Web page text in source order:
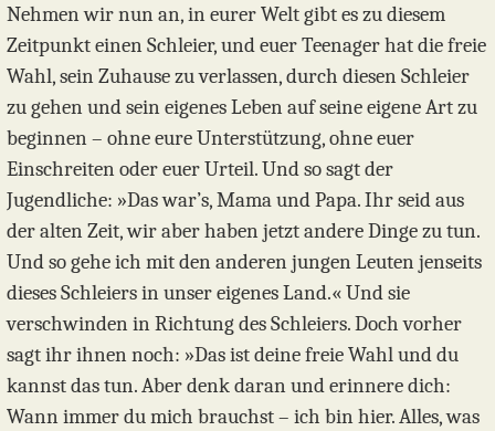
Nehmen wir nun an, in eurer Welt gibt es zu diesem
Zeitpunkt einen Schleier, und euer Teenager hat die freie
Wahl, sein Zuhause zu verlassen, durch diesen Schleier
zu gehen und sein eigenes Leben auf seine eigene Art zu
beginnen – ohne eure Unterstützung, ohne euer
Einschreiten oder euer Urteil. Und so sagt der
Jugendliche: »Das war’s, Mama und Papa. Ihr seid aus
der alten Zeit, wir aber haben jetzt andere Dinge zu tun.
Und so gehe ich mit den anderen jungen Leuten jenseits
dieses Schleiers in unser eigenes Land.« Und sie
verschwinden in Richtung des Schleiers. Doch vorher
sagt ihr ihnen noch: »Das ist deine freie Wahl und du
kannst das tun. Aber denk daran und erinnere dich:
Wann immer du mich brauchst – ich bin hier. Alles, was